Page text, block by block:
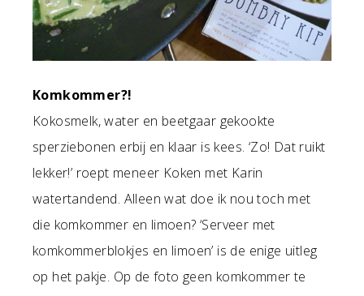
Komkommer?!
Kokosmelk, water en beetgaar gekookte
sperziebonen erbij en klaar is kees. ‘Zo! Dat ruikt
lekker!’ roept meneer Koken met Karin
watertandend. Alleen wat doe ik nou toch met
die komkommer en limoen? ‘Serveer met
komkommerblokjes en limoen’ is de enige uitleg
op het pakje. Op de foto geen komkommer te